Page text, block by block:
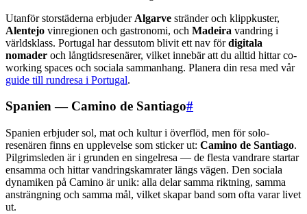
Utanför storstäderna erbjuder Algarve stränder och klippkuster,
Alentejo vinregionen och gastronomi, och Madeira vandring i
världsklass. Portugal har dessutom blivit ett nav fördigitala
nomader och långtidsresenärer, vilket innebär att du alltid hittar co-
working spaces och sociala sammanhang. Planera din resa med vår
guide till rundresa i Portugal.
Spanien — Camino de Santiago#
Spanien erbjuder sol, mat och kultur i överflöd, men för solo-
resenären finns en upplevelse som sticker ut: Camino de Santiago.
Pilgrimsleden är i grunden en singelresa — de flesta vandrare startar
ensamma och hittar vandringskamrater längs vägen. Den sociala
dynamiken på Camino är unik: alla delar samma riktning, samma
ansträngning och samma mål, vilket skapar band som ofta varar livet
ut.